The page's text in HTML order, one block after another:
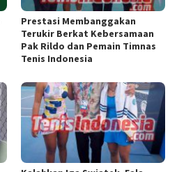
Prestasi Membanggakan
Terukir Berkat Kebersamaan
Pak Rildo dan Pemain Timnas
Tenis Indonesia